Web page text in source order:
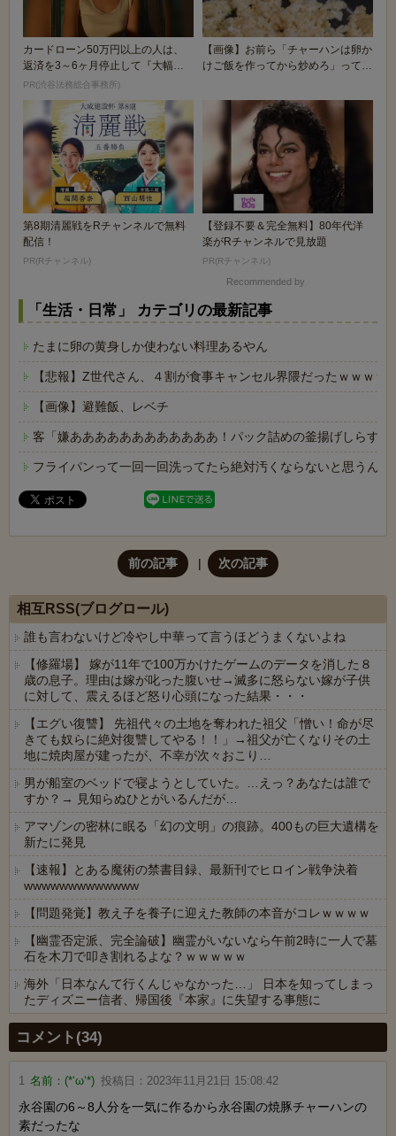
カードローン50万円以上の人は、
返済を3～6ヶ月停止して『大幅に
減額してから返済...
PR(渋谷法務総合事務所)
【画像】お前ら「チャーハンは卵か
けご飯を作ってから炒めろ」って言
第8期清麗戦をRチャンネルで無料
配信！
PR(Rチャンネル)
【登録不要＆完全無料】80年代洋
楽がRチャンネルで見放題
PR(Rチャンネル)
Recommended by
「生活・日常」 カテゴリの最新記事
たまに卵の黄身しか使わない料理あるやん
【悲報】Z世代さん、４割が食事キャンセル界隈だったｗｗｗｗ
【画像】避難飯、レベチ
客「嫌ああああああああああああ！パック詰めの釜揚げしらす
フライパンって一回一回洗ってたら絶対汚くならないと思うんや
前の記事 次の記事
相互RSS(ブログロール)
誰も言わないけど冷やし中華って言うほどうまくないよね
【修羅場】 嫁が11年で100万かけたゲームのデータを消した８
歳の息子。理由は嫁が叱った腹いせ→滅多に怒らない嫁が子供
に対して、震えるほど怒り心頭になった結果・・・
【エグい復讐】 先祖代々の土地を奪われた祖父「憎い！命が尽
きても奴らに絶対復讐してやる！！」→祖父が亡くなりその土
地に焼肉屋が建ったが、不幸が次々おこり…
男が船室のベッドで寝ようとしていた。…えっ？あなたは誰で
すか？→ 見知らぬひとがいるんだが…
アマゾンの密林に眠る「幻の文明」の痕跡。400もの巨大遺構を
新たに発見
【速報】とある魔術の禁書目録、最新刊でヒロイン戦争決着
wwwwwwwwwwwww
【問題発覚】教え子を養子に迎えた教師の本音がコレｗｗｗｗ
【幽霊否定派、完全論破】幽霊がいないなら午前2時に一人で墓
石を木刀で叩き割れるよな？ｗｗｗｗｗ
海外「日本なんて行くんじゃなかった…」 日本を知ってしまっ
たディズニー信者、帰国後『本家』に失望する事態に
Powered by livedoor 相互RSS
コメント(34)
1 名前： (*‘ω‘*) 投稿日： 2023年11月21日 15:08:42
永谷園の6～8人分を一気に作るから永谷園の焼豚チャーハンの
素だったな